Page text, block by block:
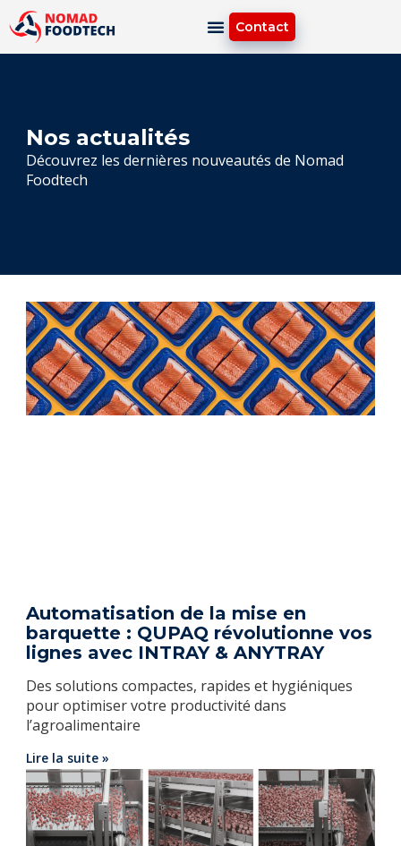
Contact
Nos actualités
Découvrez les dernières nouveautés de Nomad
Foodtech
Automatisation de la mise en
barquette : QUPAQ révolutionne vos
lignes avec INTRAY & ANYTRAY
Des solutions compactes, rapides et hygiéniques
pour optimiser votre productivité dans
l’agroalimentaire
Lire la suite »